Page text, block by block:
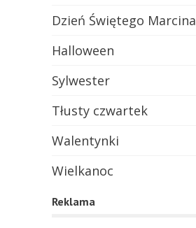
Dzień Świętego Marcina
Halloween
Sylwester
Tłusty czwartek
Walentynki
Wielkanoc
Reklama